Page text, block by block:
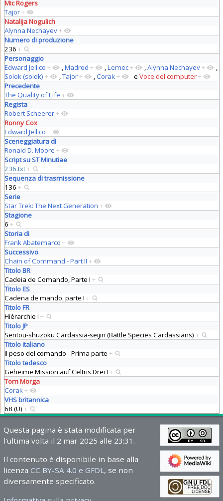
Mic Rogers
Tajor+
Natalija Nogulich
Alynna Nechayev+
Numero di produzione
236 +
Personaggio
Edward Jellico + ,Madred + ,Lemec+ ,Alynna Nechayev+
,
Solok (solok) + ,Tajor+ ,Corak+ e Voce del computer+
Precedente
The Quality of Life +
Regista
Robert Scheerer+
Ronny Cox
Edward Jellico +
Sceneggiatura di
Ronald D. Moore +
Script su ST Minutiae
236.txt+
Sequenza di trasmissione
136 +
Serie
Star Trek: The Next Generation +
Stagione
6 +
Storia di
Frank Abatemarco +
Successivo
Chain of Command - Part II +
Titolo BR
Cadeia de Comando, Parte I +
Titolo ES
Cadena de mando, parte I +
Titolo FR
Hiérarchie I +
Titolo JP
Sentou-shuzoku Cardassia-seijin (Battle Species Cardassians) +
Titolo italiano
Il peso del comando - Prima parte +
Titolo tedesco
Geheime Mission auf Celtris Drei I +
Tom Morga
Corak+
VHS britannica
68 (U) +
Questa pagina è stata modificata per
l'ultima volta il 2 mar 2025 alle 23:31.
Il contenuto è disponibile in base alla
licenza CC BY-SA 4.0 e GFDL, se non
diversamente specificato.